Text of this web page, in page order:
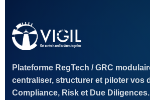
Plateforme RegTech / GRC
centraliser, structurer et piloter vos
Compliance, Risk et Due Diligences.